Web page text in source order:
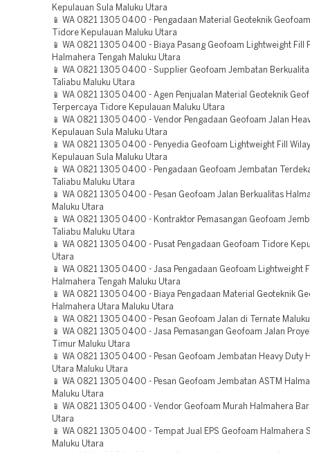
Kepulauan Sula Maluku Utara
📱 WA 0821 1305 0400 - Pengadaan Material Geoteknik
Tidore Kepulauan Maluku Utara
📱 WA 0821 1305 0400 - Biaya Pasang Geofoam Lightweight Fill
Halmahera Tengah Maluku Utara
📱 WA 0821 1305 0400 - Supplier Geofoam Jembatan
Taliabu Maluku Utara
📱 WA 0821 1305 0400 - Agen Penjualan Material Geoteknik
Terpercaya Tidore Kepulauan Maluku Utara
📱 WA 0821 1305 0400 - Vendor Pengadaan Geofoam Jalan
Kepulauan Sula Maluku Utara
📱 WA 0821 1305 0400 - Penyedia Geofoam Lightweight Fill
Kepulauan Sula Maluku Utara
📱 WA 0821 1305 0400 - Pengadaan Geofoam Jembatan
Taliabu Maluku Utara
📱 WA 0821 1305 0400 - Pesan Geofoam Jalan Berkualitas
Maluku Utara
📱 WA 0821 1305 0400 - Kontraktor Pemasangan Geofoam
Taliabu Maluku Utara
📱 WA 0821 1305 0400 - Pusat Pengadaan Geofoam Tidore
Utara
📱 WA 0821 1305 0400 - Jasa Pengadaan Geofoam Lightweight
Halmahera Tengah Maluku Utara
📱 WA 0821 1305 0400 - Biaya Pengadaan Material Geoteknik
Halmahera Utara Maluku Utara
📱 WA 0821 1305 0400 - Pesan Geofoam Jalan di Ternate
📱 WA 0821 1305 0400 - Jasa Pemasangan Geofoam Jalan
Timur Maluku Utara
📱 WA 0821 1305 0400 - Pesan Geofoam Jembatan Heavy Duty
Utara Maluku Utara
📱 WA 0821 1305 0400 - Pesan Geofoam Jembatan ASTM
Maluku Utara
📱 WA 0821 1305 0400 - Vendor Geofoam Murah Halmahera
Utara
📱 WA 0821 1305 0400 - Tempat Jual EPS Geofoam Halmahera
Maluku Utara